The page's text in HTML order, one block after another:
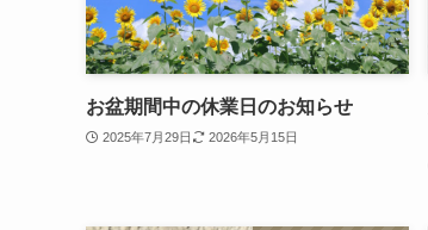
お盆期間中の休業日のお知らせ
2025年7月29日 2026年5月15日